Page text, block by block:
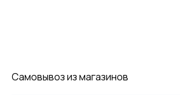
Самовывоз из магазинов